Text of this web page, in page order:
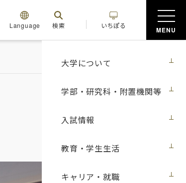
大学について
学部・研究科・附置機関等
入試情報
教育・学生生活
キャリア・就職
Language 検索 いちぽる
MENU